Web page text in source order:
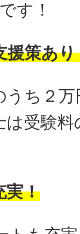
す！
援策あり
うち２
は受験
実！